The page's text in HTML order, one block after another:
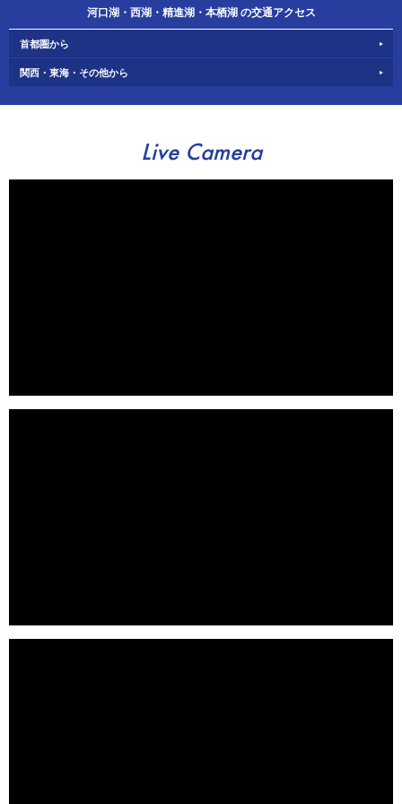
河口湖・西湖・精進湖・本栖湖 の交通アクセス
首都圏から
関西・東海・その他から
Live Camera